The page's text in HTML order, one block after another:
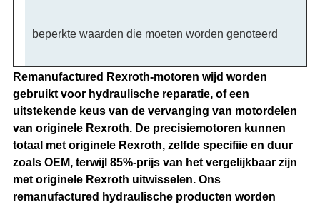
beperkte waarden die moeten worden genoteerd
Remanufactured Rexroth-motoren wijd worden
gebruikt voor hydraulische reparatie, of een
uitstekende keus van de vervanging van motordelen
van originele Rexroth. De precisiemotoren kunnen
totaal met originele Rexroth, zelfde specifiie en duur
zoals OEM, terwijl 85%-prijs van het vergelijkbaar zijn
met originele Rexroth uitwisselen. Ons
remanufactured hydraulische producten worden